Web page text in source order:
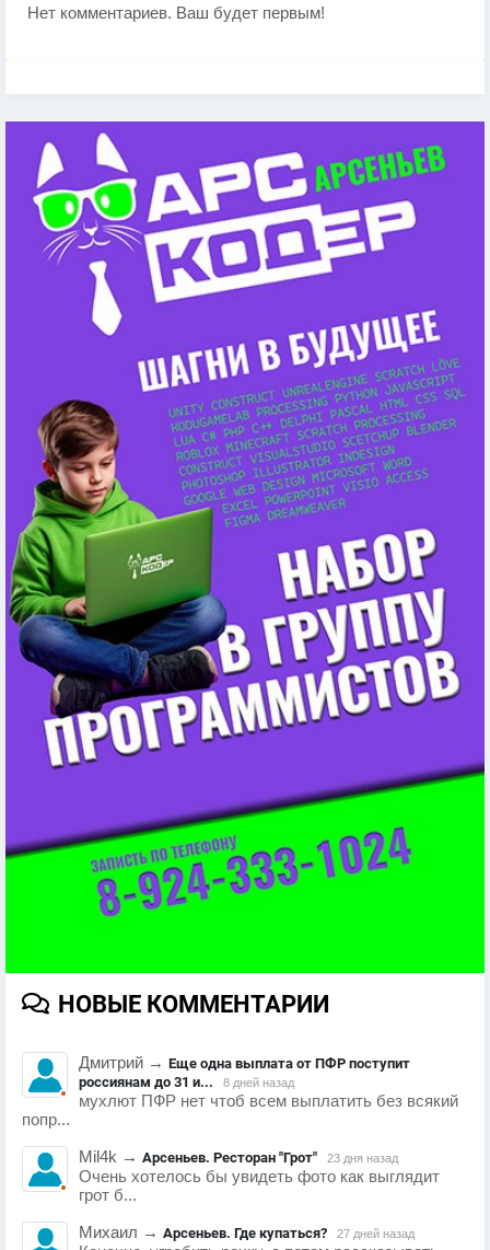
Нет комментариев. Ваш будет первым!
НОВЫЕ КОММЕНТАРИИ
Дмитрий → Еще одна выплата от ПФР поступит
россиянам до 31 и...
8 дней назад
мухлют ПФР нет чтоб всем выплатить без всякий
попр...
Mil4k → Арсеньев. Ресторан "Грот" 23 дня назад
Очень хотелось бы увидеть фото как выглядит
грот б...
Михаил → Арсеньев. Где купаться? 27 дней назад